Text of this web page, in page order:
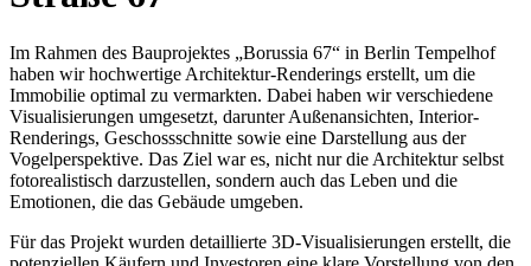
Im Rahmen des Bauprojektes „Borussia 67“ in Berlin Tempelhof
haben wir hochwertige Architektur-Renderings erstellt, um die
Immobilie optimal zu vermarkten. Dabei haben wir verschiedene
Visualisierungen umgesetzt, darunter Außenansichten, Interior-
Renderings, Geschossschnitte sowie eine Darstellung aus der
Vogelperspektive. Das Ziel war es, nicht nur die Architektur selbst
fotorealistisch darzustellen, sondern auch das Leben und die
Emotionen, die das Gebäude umgeben.
Für das Projekt wurden detaillierte 3D-Visualisierungen erstellt, die